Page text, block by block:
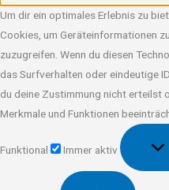
Um dir ein optimales Erlebnis zu
Cookies, um Geräteinformationen
zuzugreifen. Wenn du diesen
das Surfverhalten oder eindeutige
du deine Zustimmung nicht erteilst
Merkmale und Funktionen
Funktional
Immer aktiv
Vorlieben